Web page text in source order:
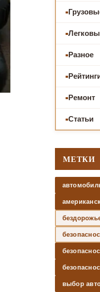
Разное
Ремонт
Статьи
МЕТКИ
выбор